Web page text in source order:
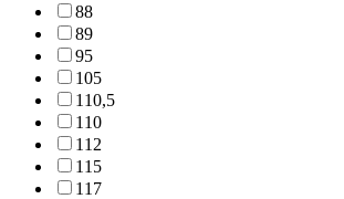
88
89
95
105
110,5
110
112
115
117